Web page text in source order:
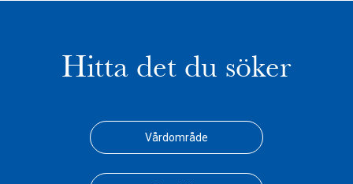
Hitta det du söker
Vårdområde